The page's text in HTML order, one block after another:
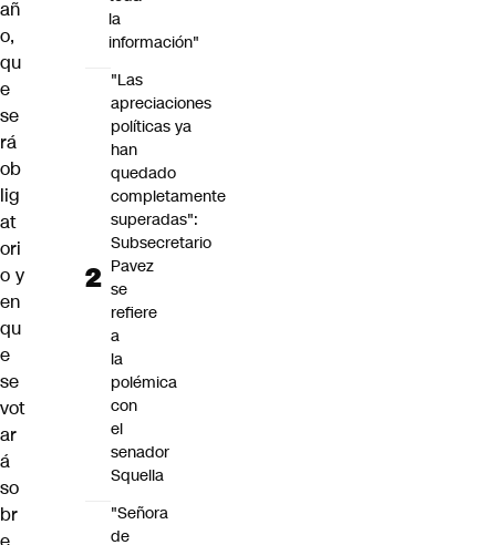
añ
o,
qu
e
se
rá
ob
lig
at
ori
o y
en
qu
e
se
vot
ar
á
so
br
la
información"
"Las
apreciaciones
políticas ya
han
quedado
completamente
superadas":
Subsecretario
Pavez
se
refiere
a
la
polémica
con
el
senador
Squella
"Señora
de